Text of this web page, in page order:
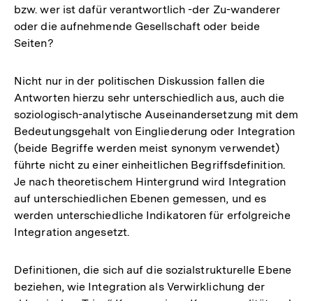
bzw. wer ist dafür verantwortlich -der Zu-wanderer
oder die aufnehmende Gesellschaft oder beide
Seiten?
Nicht nur in der politischen Diskussion fallen die
Antworten hierzu sehr unterschiedlich aus, auch die
soziologisch-analytische Auseinandersetzung mit dem
Bedeutungsgehalt von Eingliederung oder Integration
(beide Begriffe werden meist synonym verwendet)
führte nicht zu einer einheitlichen Begriffsdefinition.
Je nach theoretischem Hintergrund wird Integration
auf unterschiedlichen Ebenen gemessen, und es
werden unterschiedliche Indikatoren für erfolgreiche
Integration angesetzt.
Definitionen, die sich auf die sozialstrukturelle Ebene
beziehen, wie Integration als Verwirklichung der